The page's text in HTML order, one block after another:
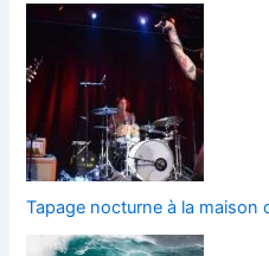
Tapage nocturne à la maison